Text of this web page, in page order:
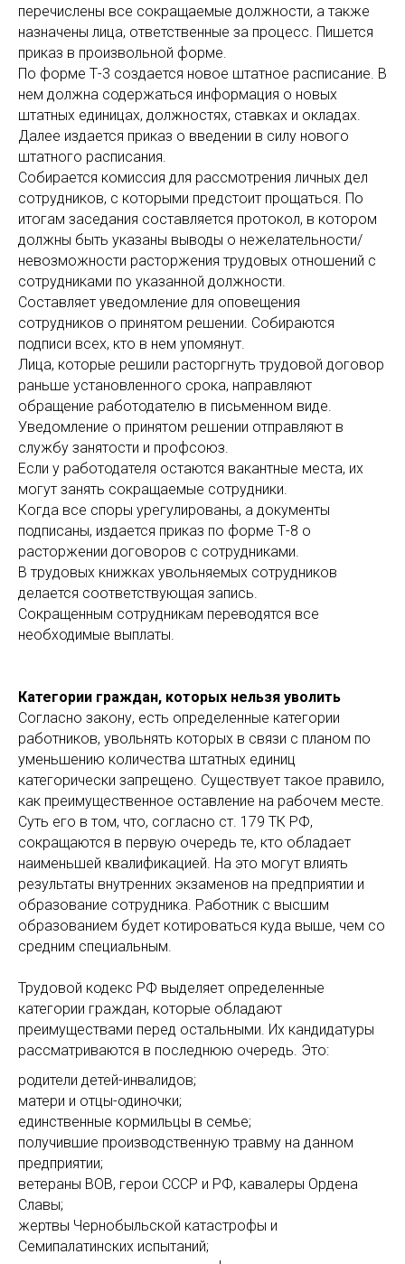
перечислены все сокращаемые должности, а также
назначены лица, ответственные за процесс. Пишется
приказ в произвольной форме.
По форме Т-3 создается новое штатное расписание. В
нем должна содержаться информация о новых
штатных единицах, должностях, ставках и окладах.
Далее издается приказ о введении в силу нового
штатного расписания.
Собирается комиссия для рассмотрения личных дел
сотрудников, с которыми предстоит прощаться. По
итогам заседания составляется протокол, в котором
должны быть указаны выводы о нежелательности/
невозможности расторжения трудовых отношений с
сотрудниками по указанной должности.
Составляет уведомление для оповещения
сотрудников о принятом решении. Собираются
подписи всех, кто в нем упомянут.
Лица, которые решили расторгнуть трудовой договор
раньше установленного срока, направляют
обращение работодателю в письменном виде.
Уведомление о принятом решении отправляют в
службу занятости и профсоюз.
Если у работодателя остаются вакантные места, их
могут занять сокращаемые сотрудники.
Когда все споры урегулированы, а документы
подписаны, издается приказ по форме Т-8 о
расторжении договоров с сотрудниками.
В трудовых книжках увольняемых сотрудников
делается соответствующая запись.
Сокращенным сотрудникам переводятся все
необходимые выплаты.
Категории граждан, которых нельзя уволить
Согласно закону, есть определенные категории
работников, увольнять которых в связи с планом по
уменьшению количества штатных единиц
категорически запрещено. Существует такое правило,
как преимущественное оставление на рабочем месте.
Суть его в том, что, согласно ст. 179 ТК РФ,
сокращаются в первую очередь те, кто обладает
наименьшей квалификацией. На это могут влиять
результаты внутренних экзаменов на предприятии и
образование сотрудника. Работник с высшим
образованием будет котироваться куда выше, чем со
средним специальным.
Трудовой кодекс РФ выделяет определенные
категории граждан, которые обладают
преимуществами перед остальными. Их кандидатуры
рассматриваются в последнюю очередь. Это:
родители детей-инвалидов;
матери и отцы-одиночки;
единственные кормильцы в семье;
получившие производственную травму на данном
предприятии;
ветераны ВОВ, герои СССР и РФ, кавалеры Ордена
Славы;
жертвы Чернобыльской катастрофы и
Семипалатинских испытаний;